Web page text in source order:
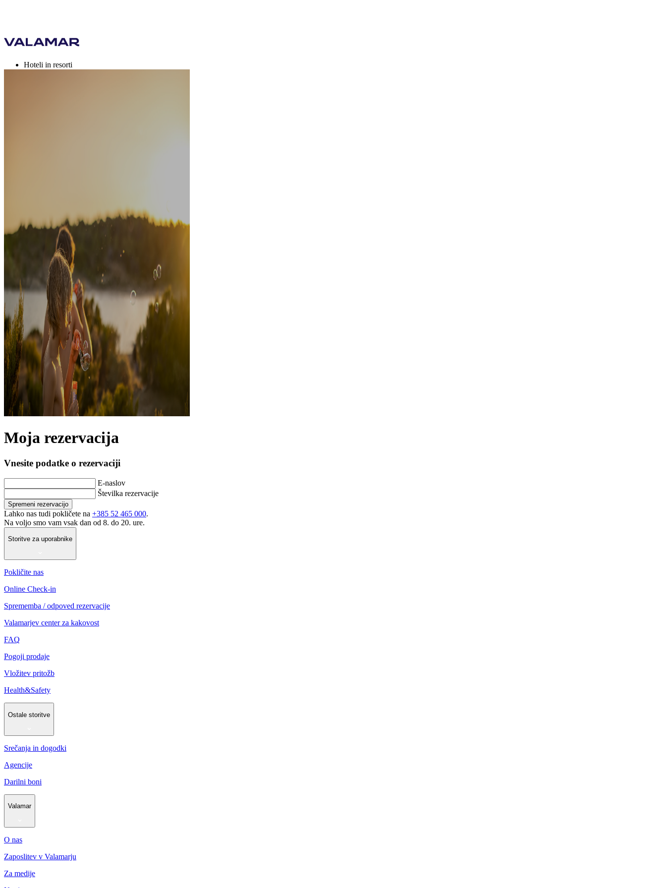
Hoteli in resorti
Moja rezervacija
Vnesite podatke o rezervaciji
E-naslov
Številka rezervacije
Spremeni rezervacijo
Lahko nas tudi pokličete na +385 52 465 000.
Na voljo smo vam vsak dan od 8. do 20. ure.
Storitve za uporabnike
Pokličite nas
Online Check-in
Sprememba / odpoved rezervacije
Valamarjev center za kakovost
FAQ
Pogoji prodaje
Vložitev pritožb
Health&Safety
Ostale storitve
Srečanja in dogodki
Agencije
Darilni boni
Valamar
O nas
Zaposlitev v Valamarju
Za medije